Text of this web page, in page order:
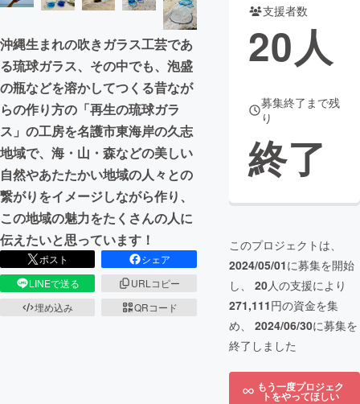
沖縄生まれの吹きガラス工芸であ
る琉球ガラス、その中でも、泡盛
の瓶などを溶かしてつくる昔なが
らの作り方の「再生の琉球ガラ
ス」の工房を名護市東海岸の久志
地域で、海・山・森などの美しい
自然やあたたかい地域の人々との
繋がりをイメージしながら作り、
この地域の魅力をたくさんの人に
伝えたいと思っています！
ポスト
シェア
LINEで送る
URLコピー
埋め込み
QRコード
支援者数
20人
募集終了まで残
り
終了
このプロジェクトは、
2024/05/01に募集を開始
し、 20人の支援により
271,111円の資金を集
め、 2024/06/30に募集を
終了しました
もう一度プロジェク
トをやってほしい